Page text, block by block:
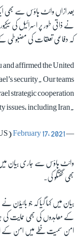
بعد ازاں وائٹ ہاؤس سے بھی
نے ذاتی طور پر اسرائیل کی
کہ دفاعی تعلقات کی مضبوطی
and affirmed the United
security. Our teams
strategic cooperation
issues, including Iran.
— President Biden (@POTUS)
February 17, 2021
وائٹ ہاؤس سے جاری بیان میں
بھی گفتگو کی۔
بیان میں کہا گیا کہ جو
کے معاہدوں کی بھی حمایت کی
امن سمیت خطے میں امن کے